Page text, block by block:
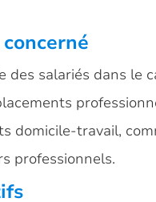
des salariés dans le
domicile-travail,
professionnels.